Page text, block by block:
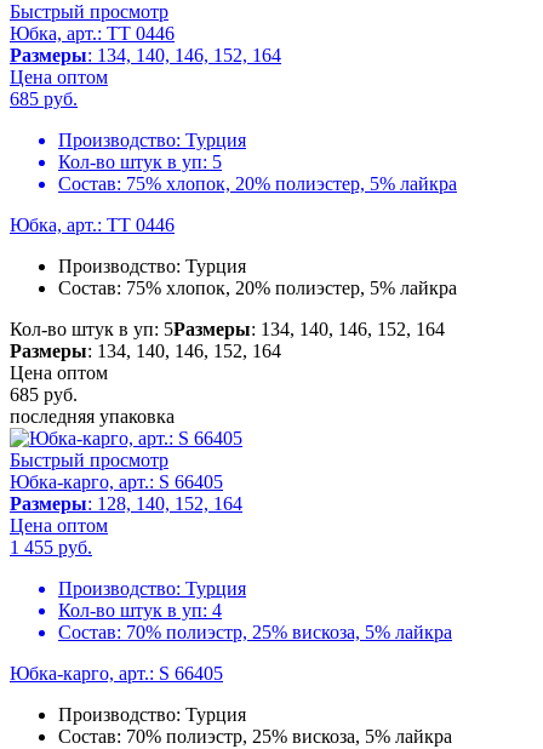
Быстрый просмотр
Юбка, арт.: TT 0446
Размеры: 134, 140, 146, 152, 164
Цена оптом
685 руб.
Производство: Турция
Кол-во штук в уп: 5
Состав: 75% хлопок, 20% полиэстер, 5% лайкра
Юбка, арт.: TT 0446
Производство: Турция
Состав: 75% хлопок, 20% полиэстер, 5% лайкра
Кол-во штук в уп: 5Размеры: 134, 140, 146, 152, 164
Размеры: 134, 140, 146, 152, 164
Цена оптом
685 руб.
последняя упаковка
Быстрый просмотр
Юбка-карго, арт.: S 66405
Размеры: 128, 140, 152, 164
Цена оптом
1 455 руб.
Производство: Турция
Кол-во штук в уп: 4
Состав: 70% полиэстр, 25% вискоза, 5% лайкра
Юбка-карго, арт.: S 66405
Производство: Турция
Состав: 70% полиэстр, 25% вискоза, 5% лайкра